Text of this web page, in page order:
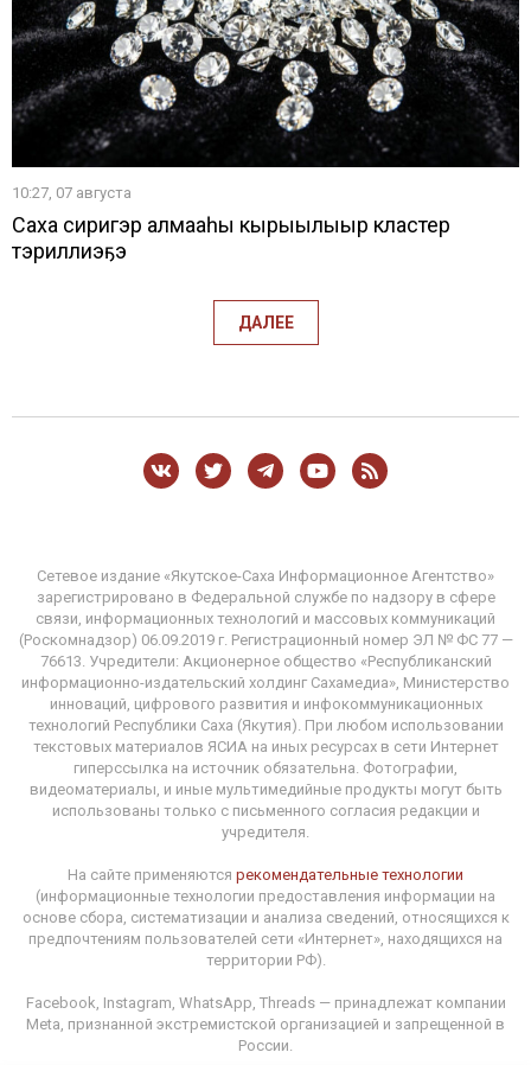
10:27, 07 августа
Саха сиригэр алмааһы кырыылыыр кластер
тэриллиэҕэ
ДАЛЕЕ
Сетевое издание «Якутское-Саха Информационное Агентство»
зарегистрировано в Федеральной службе по надзору в сфере
связи, информационных технологий и массовых коммуникаций
(Роскомнадзор) 06.09.2019 г. Регистрационный номер ЭЛ № ФС 77 —
76613. Учредители: Акционерное общество «Республиканский
информационно-издательский холдинг Сахамедиа», Министерство
инноваций, цифрового развития и инфокоммуникационных
технологий Республики Саха (Якутия). При любом использовании
текстовых материалов ЯСИА на иных ресурсах в сети Интернет
гиперссылка на источник обязательна. Фотографии,
видеоматериалы, и иные мультимедийные продукты могут быть
использованы только с письменного согласия редакции и
учредителя.
На сайте применяются рекомендательные технологии
(информационные технологии предоставления информации на
основе сбора, систематизации и анализа сведений, относящихся к
предпочтениям пользователей сети «Интернет», находящихся на
территории РФ).
Facebook, Instagram, WhatsApp, Threads — принадлежат компании
Meta, признанной экстремистской организацией и запрещенной в
России.